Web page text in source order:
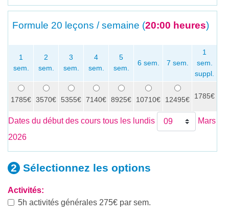
Formule 20 leçons / semaine (20:00 heures)
1
sem.
2
sem.
3
sem.
4
sem.
5
sem.
6 sem. 7 sem.
1
sem.
suppl.
1785€ 3570€ 5355€ 7140€ 8925€ 10710€ 12495€ 1785€
Dates du début des cours tous les lundis
Mars
2026
Sélectionnez les options
Activités:
5h activités générales 275€ par sem.